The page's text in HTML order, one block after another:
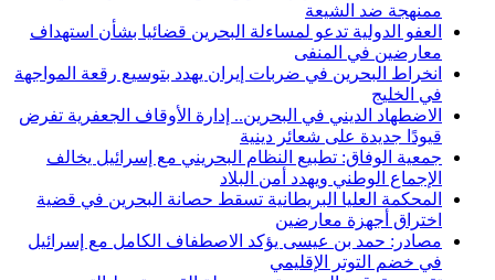
ممنهجة ضد الشيعة
العفو الدولية تدعو لمساءلة البحرين قضائيا بشأن استهداف
معارضين في المنفى
انخراط البحرين في ضربات إيران يهدد بتوسيع رقعة المواجهة
في الخليج
الاضطهاد الديني في البحرين.. إدارة الأوقاف الجعفرية تفرض
قيودًا جديدة على شعائر دينية
جمعية الوفاق: تطبيع النظام البحريني مع إسرائيل يخالف
الإجماع الوطني ويهدد أمن البلاد
المحكمة العليا البريطانية تسقط حصانة البحرين في قضية
اختراق أجهزة معارضين
مصادر: حمد بن عيسى يؤكد الاصطفاف الكامل مع إسرائيل
في خضم التوتر الإقليمي